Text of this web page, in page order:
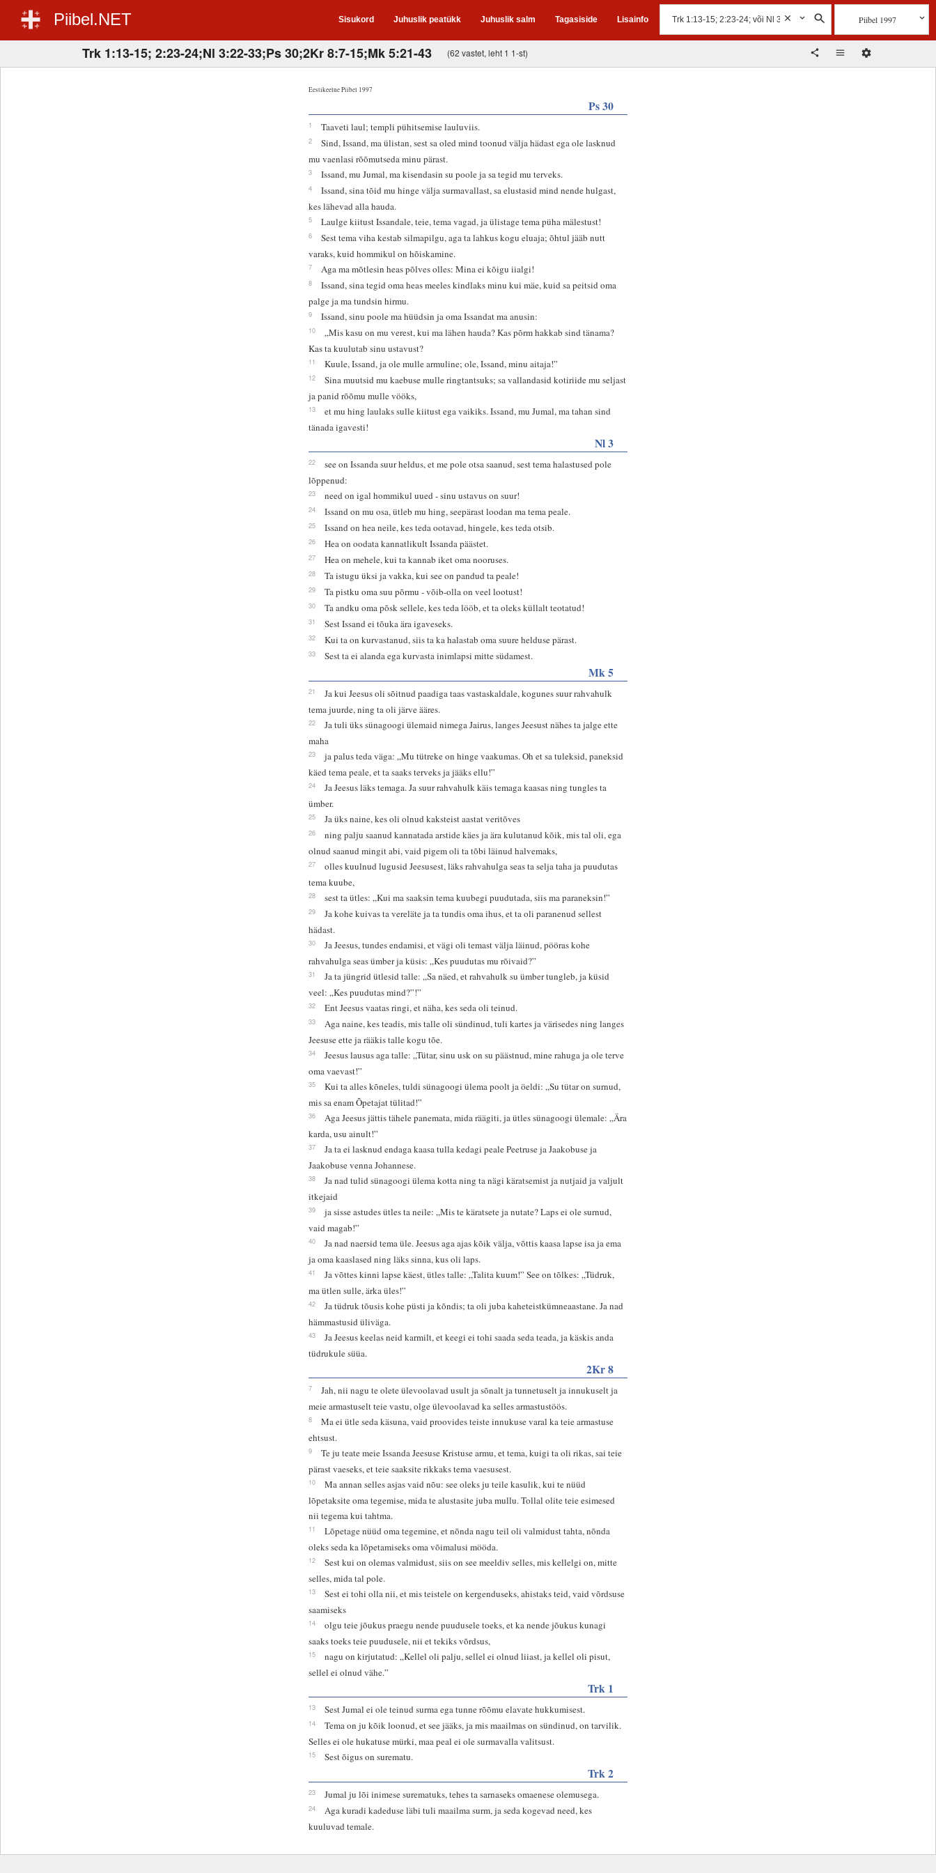
Piibel.NET Sisukord Juhuslik peatükk Juhuslik salm Tagasiside Lisainfo Piibel 1997
Trk 1:13-15; 2:23-24;Nl 3:22-33;Ps 30;2Kr 8:7-15;Mk 5:21-43 (62 vastet, leht 1 1-st)
Eestikeelne Piibel 1997
Ps 30
1 Taaveti laul; templi pühitsemise lauluviis.
2
Sind, Issand, ma ülistan, sest sa oled mind toonud välja hädast ega ole lasknud
mu vaenlasi rõõmutseda minu pärast.
3 Issand, mu Jumal, ma kisendasin su poole ja sa tegid mu terveks.
4
Issand, sina tõid mu hinge välja surmavallast, sa elustasid mind nende hulgast,
kes lähevad alla hauda.
5 Laulge kiitust Issandale, teie, tema vagad, ja ülistage tema püha mälestust!
6
Sest tema viha kestab silmapilgu, aga ta lahkus kogu eluaja; õhtul jääb nutt
varaks, kuid hommikul on hõiskamine.
7 Aga ma mõtlesin heas põlves olles: Mina ei kõigu iialgi!
8
Issand, sina tegid oma heas meeles kindlaks minu kui mäe, kuid sa peitsid oma
palge ja ma tundsin hirmu.
9 Issand, sinu poole ma hüüdsin ja oma Issandat ma anusin:
10
„Mis kasu on mu verest, kui ma lähen hauda? Kas põrm hakkab sind tänama?
Kas ta kuulutab sinu ustavust?
11 Kuule, Issand, ja ole mulle armuline; ole, Issand, minu aitaja!”
12
Sina muutsid mu kaebuse mulle ringtantsuks; sa vallandasid kotiriide mu seljast
ja panid rõõmu mulle vööks,
13
et mu hing laulaks sulle kiitust ega vaikiks. Issand, mu Jumal, ma tahan sind
tänada igavesti!
Nl 3
22
see on Issanda suur heldus, et me pole otsa saanud, sest tema halastused pole
lõppenud:
23 need on igal hommikul uued - sinu ustavus on suur!
24 Issand on mu osa, ütleb mu hing, seepärast loodan ma tema peale.
25 Issand on hea neile, kes teda ootavad, hingele, kes teda otsib.
26 Hea on oodata kannatlikult Issanda päästet.
27 Hea on mehele, kui ta kannab iket oma nooruses.
28 Ta istugu üksi ja vakka, kui see on pandud ta peale!
29 Ta pistku oma suu põrmu - võib-olla on veel lootust!
30 Ta andku oma põsk sellele, kes teda lööb, et ta oleks küllalt teotatud!
31 Sest Issand ei tõuka ära igaveseks.
32 Kui ta on kurvastanud, siis ta ka halastab oma suure helduse pärast.
33 Sest ta ei alanda ega kurvasta inimlapsi mitte südamest.
Mk 5
21
Ja kui Jeesus oli sõitnud paadiga taas vastaskaldale, kogunes suur rahvahulk
tema juurde, ning ta oli järve ääres.
22
Ja tuli üks sünagoogi ülemaid nimega Jairus, langes Jeesust nähes ta jalge ette
maha
23
ja palus teda väga: „Mu tütreke on hinge vaakumas. Oh et sa tuleksid, paneksid
käed tema peale, et ta saaks terveks ja jääks ellu!”
24
Ja Jeesus läks temaga. Ja suur rahvahulk käis temaga kaasas ning tungles ta
ümber.
25 Ja üks naine, kes oli olnud kaksteist aastat veritõves
26
ning palju saanud kannatada arstide käes ja ära kulutanud kõik, mis tal oli, ega
olnud saanud mingit abi, vaid pigem oli ta tõbi läinud halvemaks,
27
olles kuulnud lugusid Jeesusest, läks rahvahulga seas ta selja taha ja puudutas
tema kuube,
28 sest ta ütles: „Kui ma saaksin tema kuubegi puudutada, siis ma paraneksin!”
29
Ja kohe kuivas ta vereläte ja ta tundis oma ihus, et ta oli paranenud sellest
hädast.
30
Ja Jeesus, tundes endamisi, et vägi oli temast välja läinud, pööras kohe
rahvahulga seas ümber ja küsis: „Kes puudutas mu rõivaid?”
31
Ja ta jüngrid ütlesid talle: „Sa näed, et rahvahulk su ümber tungleb, ja küsid
veel: „Kes puudutas mind?”!”
32 Ent Jeesus vaatas ringi, et näha, kes seda oli teinud.
33
Aga naine, kes teadis, mis talle oli sündinud, tuli kartes ja värisedes ning langes
Jeesuse ette ja rääkis talle kogu tõe.
34
Jeesus lausus aga talle: „Tütar, sinu usk on su päästnud, mine rahuga ja ole terve
oma vaevast!”
35
Kui ta alles kõneles, tuldi sünagoogi ülema poolt ja öeldi: „Su tütar on surnud,
mis sa enam Õpetajat tülitad!”
36
Aga Jeesus jättis tähele panemata, mida räägiti, ja ütles sünagoogi ülemale: „Ära
karda, usu ainult!”
37
Ja ta ei lasknud endaga kaasa tulla kedagi peale Peetruse ja Jaakobuse ja
Jaakobuse venna Johannese.
38
Ja nad tulid sünagoogi ülema kotta ning ta nägi käratsemist ja nutjaid ja valjult
itkejaid
39
ja sisse astudes ütles ta neile: „Mis te käratsete ja nutate? Laps ei ole surnud,
vaid magab!”
40
Ja nad naersid tema üle. Jeesus aga ajas kõik välja, võttis kaasa lapse isa ja ema
ja oma kaaslased ning läks sinna, kus oli laps.
41
Ja võttes kinni lapse käest, ütles talle: „Talita kuum!” See on tõlkes: „Tüdruk,
ma ütlen sulle, ärka üles!”
42
Ja tüdruk tõusis kohe püsti ja kõndis; ta oli juba kaheteistkümneaastane. Ja nad
hämmastusid üliväga.
43
Ja Jeesus keelas neid karmilt, et keegi ei tohi saada seda teada, ja käskis anda
tüdrukule süüa.
2Kr 8
7
Jah, nii nagu te olete ülevoolavad usult ja sõnalt ja tunnetuselt ja innukuselt ja
meie armastuselt teie vastu, olge ülevoolavad ka selles armastustöös.
8
Ma ei ütle seda käsuna, vaid proovides teiste innukuse varal ka teie armastuse
ehtsust.
9
Te ju teate meie Issanda Jeesuse Kristuse armu, et tema, kuigi ta oli rikas, sai teie
pärast vaeseks, et teie saaksite rikkaks tema vaesusest.
10
Ma annan selles asjas vaid nõu: see oleks ju teile kasulik, kui te nüüd
lõpetaksite oma tegemise, mida te alustasite juba mullu. Tollal olite teie esimesed
nii tegema kui tahtma.
11
Lõpetage nüüd oma tegemine, et nõnda nagu teil oli valmidust tahta, nõnda
oleks seda ka lõpetamiseks oma võimalusi mööda.
12
Sest kui on olemas valmidust, siis on see meeldiv selles, mis kellelgi on, mitte
selles, mida tal pole.
13
Sest ei tohi olla nii, et mis teistele on kergenduseks, ahistaks teid, vaid võrdsuse
saamiseks
14
olgu teie jõukus praegu nende puudusele toeks, et ka nende jõukus kunagi
saaks toeks teie puudusele, nii et tekiks võrdsus,
15
nagu on kirjutatud: „Kellel oli palju, sellel ei olnud liiast, ja kellel oli pisut,
sellel ei olnud vähe.”
Trk 1
13 Sest Jumal ei ole teinud surma ega tunne rõõmu elavate hukkumisest.
14
Tema on ju kõik loonud, et see jääks, ja mis maailmas on sündinud, on tarvilik.
Selles ei ole hukatuse mürki, maa peal ei ole surmavalla valitsust.
15 Sest õigus on surematu.
Trk 2
23 Jumal ju lõi inimese surematuks, tehes ta sarnaseks omaenese olemusega.
24
Aga kuradi kadeduse läbi tuli maailma surm, ja seda kogevad need, kes
kuuluvad temale.